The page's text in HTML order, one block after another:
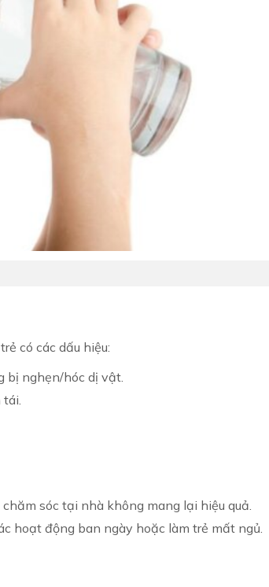
có các dấu hiệu:
bị nghẹn/hóc dị vật.
tái.
sóc tại nhà không mang lại hiệu quả.
hoạt động ban ngày hoặc làm trẻ mất ngủ.